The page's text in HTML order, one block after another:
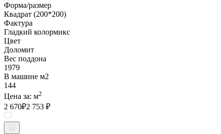
Форма/размер
Квадрат (200*200)
Фактура
Гладкий колормикс
Цвет
Доломит
Вес поддона
1979
В машине м2
144
Цена за: м2
2 670₽2 753 ₽